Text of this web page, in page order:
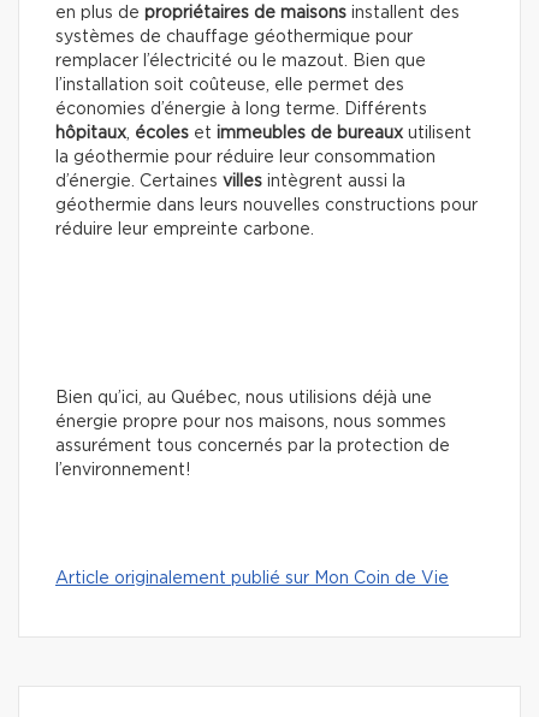
en plus de propriétaires de maisons installent des
systèmes de chauffage géothermique pour
remplacer l’électricité ou le mazout. Bien que
l’installation soit coûteuse, elle permet des
économies d’énergie à long terme. Différents
hôpitaux, écoles et immeubles de bureaux utilisent
la géothermie pour réduire leur consommation
d’énergie. Certaines villes intègrent aussi la
géothermie dans leurs nouvelles constructions pour
réduire leur empreinte carbone.
Bien qu’ici, au Québec, nous utilisions déjà une
énergie propre pour nos maisons, nous sommes
assurément tous concernés par la protection de
l’environnement!
Article originalement publié sur Mon Coin de Vie